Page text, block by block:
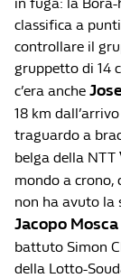
classifica a
controllare il
gruppetto di 14
c’era anche
18 km
traguardo a
belga della NTT
mondo a crono,
non ha avuto la
Jacopo Mosca
battuto Simon
della Lotto-